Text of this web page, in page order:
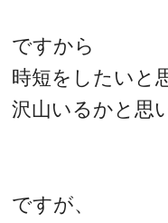
ですから
時短をしたいと
沢山いるかと思
ですが、